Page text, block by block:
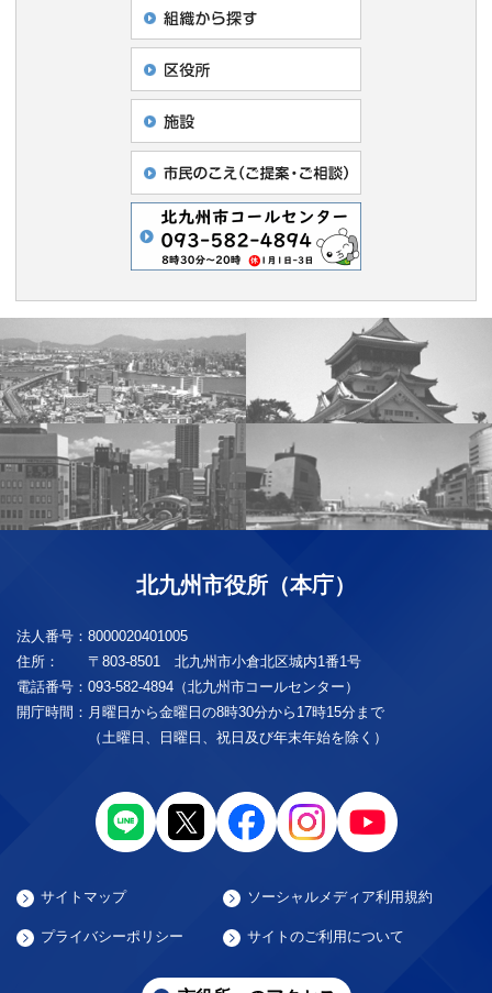
北九州市役所（本庁）
法人番号： 8000020401005
住所：
〒803-8501 北九州市小倉北区城内1番1号
電話番号： 093-582-4894（北九州市コールセンター）
開庁時間： 月曜日から金曜日の8時30分から17時15分まで
（土曜日、日曜日、祝日及び年末年始を除く）
サイトマップ ソーシャルメディア利用規約
プライバシーポリシー サイトのご利用について